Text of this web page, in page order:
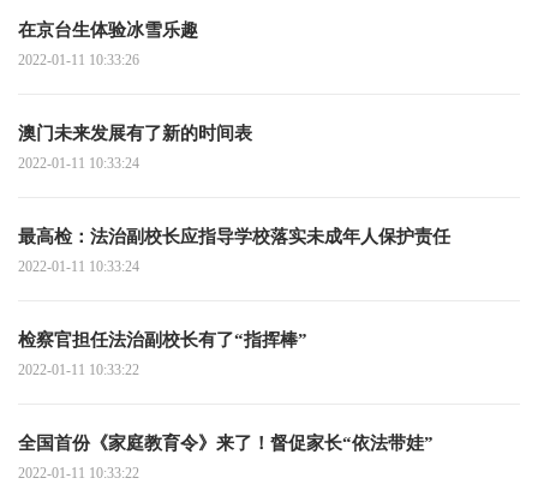
在京台生体验冰雪乐趣
2022-01-11 10:33:26
澳门未来发展有了新的时间表
2022-01-11 10:33:24
最高检：法治副校长应指导学校落实未成年人保护责任
2022-01-11 10:33:24
检察官担任法治副校长有了“指挥棒”
2022-01-11 10:33:22
全国首份《家庭教育令》来了！督促家长“依法带娃”
2022-01-11 10:33:22